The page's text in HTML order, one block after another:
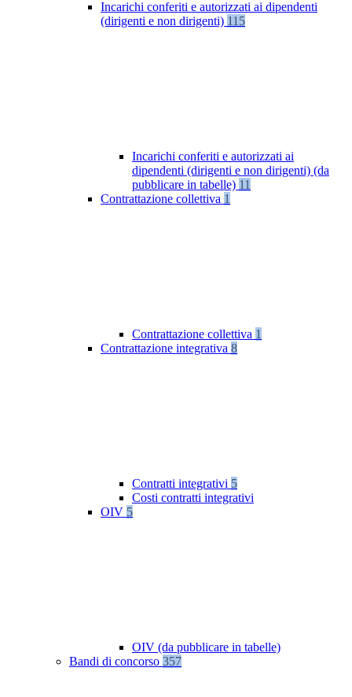
Incarichi conferiti e autorizzati ai dipendenti
(dirigenti e non dirigenti) 115
Incarichi conferiti e autorizzati ai
dipendenti (dirigenti e non dirigenti) (da
pubblicare in tabelle) 11
Contrattazione collettiva 1
Contrattazione collettiva 1
Contrattazione integrativa 8
Contratti integrativi 5
Costi contratti integrativi
OIV 5
OIV (da pubblicare in tabelle)
Bandi di concorso 357